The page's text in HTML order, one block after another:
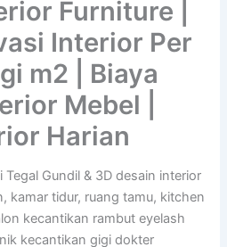
Furniture |
Interior Per
m2 | Biaya
Mebel |
Harian
Gundil & 3D desain interior
kamar tidur, ruang tamu, kitchen
kecantikan rambut eyelash
kecantikan gigi dokter